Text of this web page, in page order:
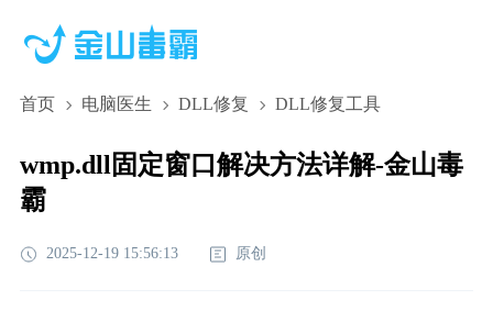
首页 电脑医生 DLL修复 DLL修复工具
wmp.dll固定窗口解决方法详解-金山毒
霸
2025-12-19 15:56:13 原创